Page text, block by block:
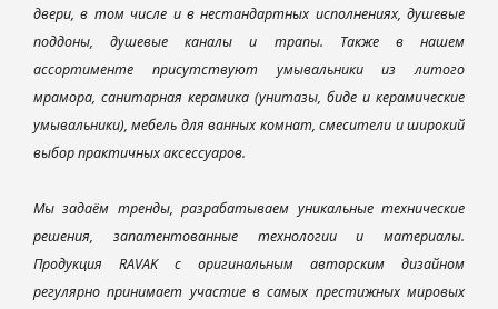
двери, в том числе и в нестандартных исполнениях, душевые
поддоны, душевые каналы и трапы. Также в нашем
ассортименте присутствуют умывальники из литого
мрамора, санитарная керамика (унитазы, биде и керамические
умывальники), мебель для ванных комнат, смесители и широкий
выбор практичных аксессуаров.
Мы задаём тренды, разрабатываем уникальные технические
решения, запатентованные технологии и материалы.
Продукция RAVAK с оригинальным авторским дизайном
регулярно принимает участие в самых престижных мировых